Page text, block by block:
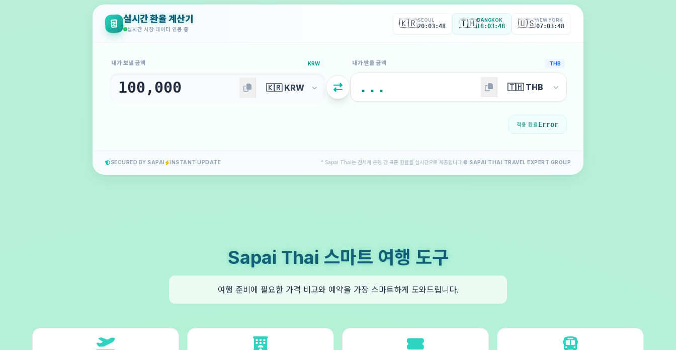
실시간 환율 계산기
실시간 시장 데이터 연동 중
🇰🇷SEOUL
20:03:50 🇹🇭BANGKOK
18:03:50 🇺🇸NEW YORK
07:03:50
내가 보낼 금액 KRW 내가 받을 금액 THB
적용 환율Error
SECURED BY SAPAI INSTANT UPDATE * Sapai Thai는 전세계 은행 간 표준 환율을 실시간으로 제공합니다. © SAPAI THAI TRAVEL EXPERT GROUP
Sapai Thai 스마트 여행 도구
여행 준비에 필요한 가격 비교와 예약을 가장 스마트하게 도와드립니다.